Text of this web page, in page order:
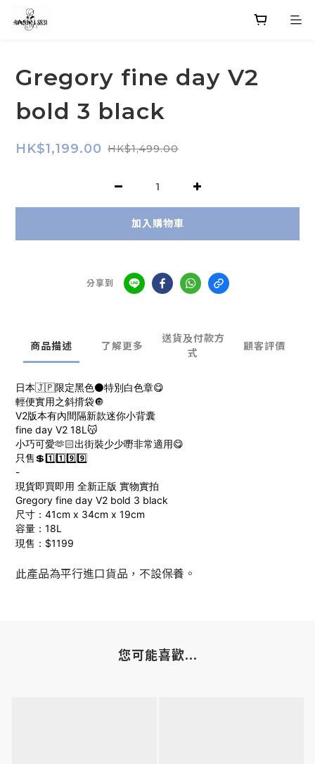
Gregory fine day V2
bold 3 black
HK$1,199.00 HK$1,499.00
加入購物車
分享到
商品描述 了解更多
送貨及付款方
式
顧客評價
日本🇯🇵限定黑色⚫️特別白色章😋
輕便實用之斜揹袋🔘
V2版本有內間隔新款迷你小背囊
fine day V2 18L😽
小巧可愛🫶🏻出街裝少少嘢非常適用😋
只售💲1️⃣1️⃣9️⃣9️⃣
-
現貨即買即用 全新正版 實物實拍
Gregory fine day V2 bold 3 black
尺寸：41cm x 34cm x 19cm
容量：18L
現售：$1199
此產品為平行進口貨品，不設保養。
您可能喜歡...